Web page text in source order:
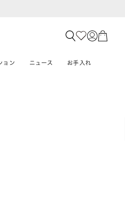
ョン ニュース お手入れ